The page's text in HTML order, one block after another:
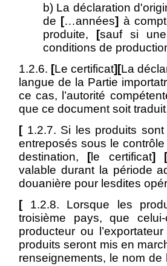
b) La déclaration
de […années] à
produite, [sauf si
conditions de
1.2.6. [Le certificat][La
langue de la Partie
ce cas, l’autorité
que ce document soit
[ 1.2.7. Si les produits
entreposés sous le
destination, [le certificat]
valable durant la période
douanière pour lesdites
[ 1.2.8. Lorsque les
troisième pays, que
producteur ou
produits seront mis en
renseignements, le nom de